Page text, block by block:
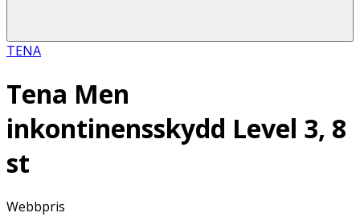
TENA
Tena Men
inkontinensskydd Level 3, 8
st
Webbpris